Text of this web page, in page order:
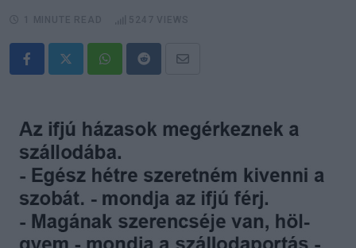
WhatsappRedditShare